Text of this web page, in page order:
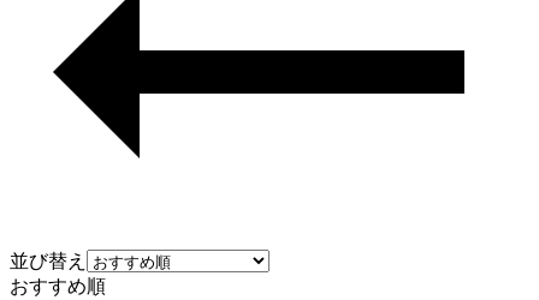
並び替え
おすすめ順